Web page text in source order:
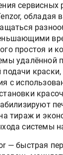
сервисных
обладая
простоя и
удалённой
с
тираж и
системы
— быстрая